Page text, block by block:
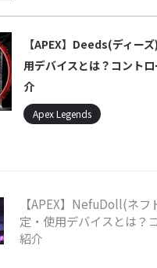
【APEX】Deeds(ディー
用デバイスとは？コント
介
Apex Legends
【APEX】NefuDoll(ネフ
定・使用デバイスとは？
紹介